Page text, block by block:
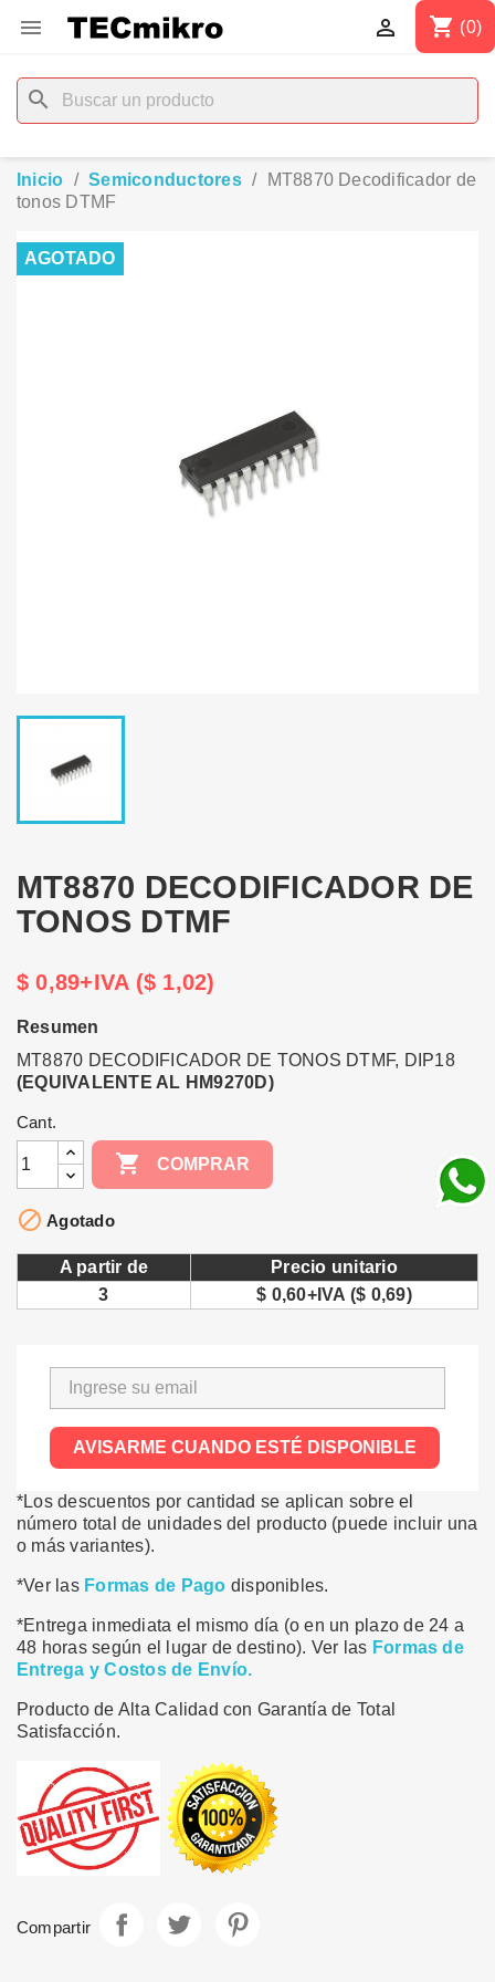
 shopping_cart (0)

search
Inicio Semiconductores
MT8870 Decodificador de
tonos DTMF
AGOTADO
MT8870 DECODIFICADOR DE
TONOS DTMF
$ 0,89+IVA ($ 1,02)
Resumen
MT8870 DECODIFICADOR DE TONOS DTMF, DIP18
(EQUIVALENTE AL HM9270D)
Cant.
 COMPRAR
 Agotado
A partir de
Precio unitario
3
$ 0,60+IVA ($ 0,69)
AVISARME CUANDO ESTÉ DISPONIBLE
*Los descuentos por cantidad se aplican sobre el
número total de unidades del producto (puede incluir una
o más variantes).
*Ver las Formas de Pago disponibles.
*Entrega inmediata el mismo día (o en un plazo de 24 a
48 horas según el lugar de destino). Ver las Formas de
Entrega y Costos de Envío.
Producto de Alta Calidad con Garantía de Total
Satisfacción.
Compartir